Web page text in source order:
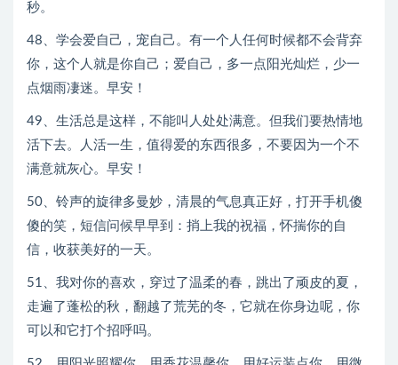
秒。
48、学会爱自己，宠自己。有一个人任何时候都不会背弃
你，这个人就是你自己；爱自己，多一点阳光灿烂，少一
点烟雨凄迷。早安！
49、生活总是这样，不能叫人处处满意。但我们要热情地
活下去。人活一生，值得爱的东西很多，不要因为一个不
满意就灰心。早安！
50、铃声的旋律多曼妙，清晨的气息真正好，打开手机傻
傻的笑，短信问候早早到：捎上我的祝福，怀揣你的自
信，收获美好的一天。
51、我对你的喜欢，穿过了温柔的春，跳出了顽皮的夏，
走遍了蓬松的秋，翻越了荒芜的冬，它就在你身边呢，你
可以和它打个招呼吗。